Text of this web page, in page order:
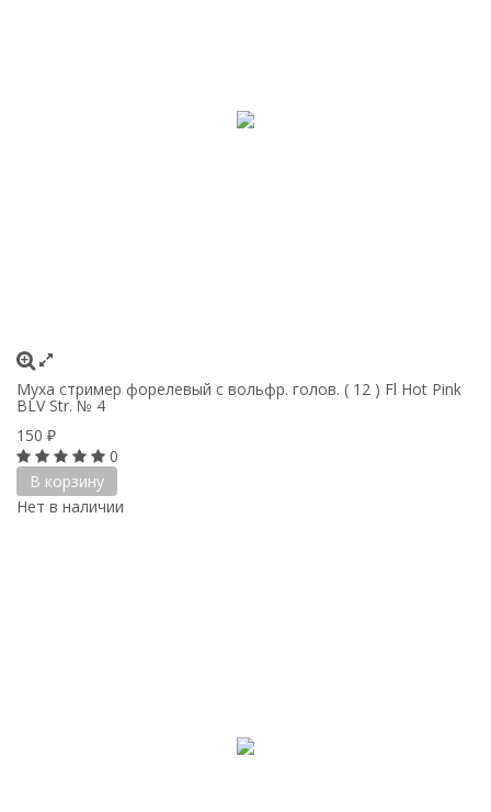
Муха стример форелевый с вольфр. голов. ( 12 ) Fl Hot Pink
BLV Str. № 4
150 ₽
0
В корзину
Нет в наличии